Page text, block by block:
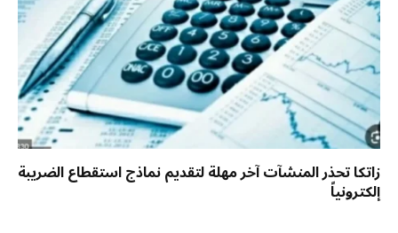
زاتكا تحذر المنشآت آخر مهلة لتقديم نماذج استقطاع الضريبة
إلكترونياً